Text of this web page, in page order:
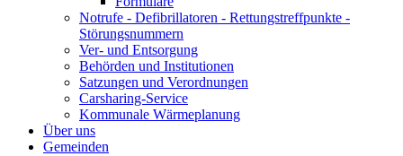
Notrufe - Defibrillatoren - Rettungstreffpunkte -
Störungsnummern
Ver- und Entsorgung
Behörden und Institutionen
Satzungen und Verordnungen
Carsharing-Service
Kommunale Wärmeplanung
Über uns
Gemeinden